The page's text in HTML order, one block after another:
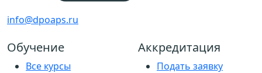
info@dpoaps.ru
Обучение
Все курсы
Аккредитация
Подать заявку